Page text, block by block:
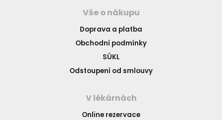
Vše o nákupu
Doprava a platba
Obchodní podmínky
SÚKL
Odstoupení od smlouvy
V lékárnách
Online rezervace